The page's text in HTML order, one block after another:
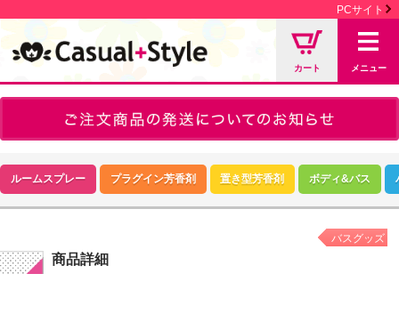
PCサイト
カート メニュー
ルームスプレー プラグイン芳香剤 置き型芳香剤 ボディ&バス
商品詳細
バスグッズ